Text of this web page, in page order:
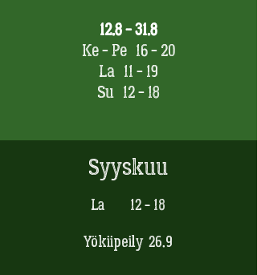
12.8 - 31.8
Ke - Pe 16 - 20
La 11 - 19
Su 12 - 18​
Syyskuu
La 12 - 18
Yökiipeily 26.9